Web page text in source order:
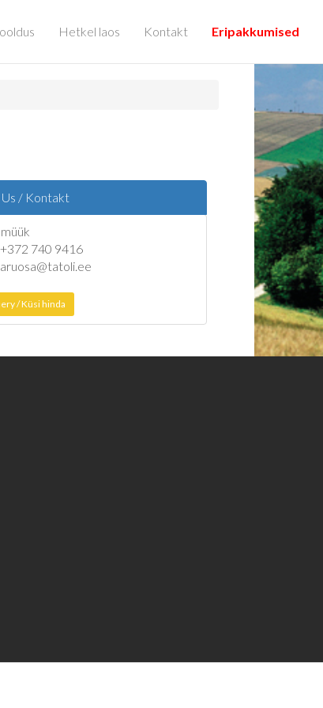
Hetkel laos Kontakt Eripakkumised
/ Kontakt
740 9416
/ Küsi hinda